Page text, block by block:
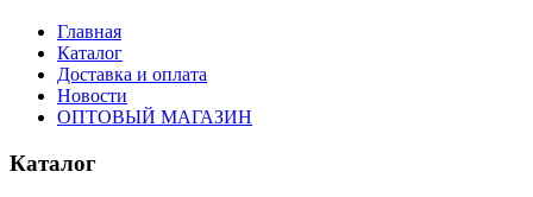
Главная
Каталог
Доставка и оплата
Новости
ОПТОВЫЙ МАГАЗИН
Каталог